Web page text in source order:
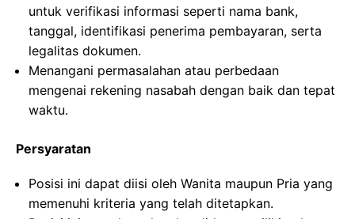
untuk verifikasi informasi seperti nama bank,
tanggal, identifikasi penerima pembayaran, serta
legalitas dokumen.
Menangani permasalahan atau perbedaan
mengenai rekening nasabah dengan baik dan tepat
waktu.
Persyaratan
Posisi ini dapat diisi oleh Wanita maupun Pria yang
memenuhi kriteria yang telah ditetapkan.